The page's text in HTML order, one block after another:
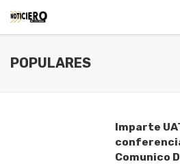
POPULARES
Imparte
Comunico